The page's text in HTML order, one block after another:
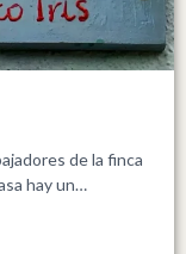
de la finca
hay un…